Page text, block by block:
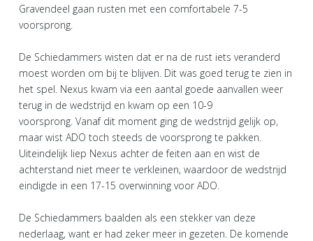
Gravendeel gaan rusten met een comfortabele 7-5
voorsprong.
De Schiedammers wisten dat er na de rust iets veranderd
moest worden om bij te blijven. Dit was goed terug te zien in
het spel. Nexus kwam via een aantal goede aanvallen weer
terug in de wedstrijd en kwam op een 10-9
voorsprong. Vanaf dit moment ging de wedstrijd gelijk op,
maar wist ADO toch steeds de voorsprong te pakken.
Uiteindelijk liep Nexus achter de feiten aan en wist de
achterstand niet meer te verkleinen, waardoor de wedstrijd
eindigde in een 17-15 overwinning voor ADO.
De Schiedammers baalden als een stekker van deze
nederlaag, want er had zeker meer in gezeten. De komende